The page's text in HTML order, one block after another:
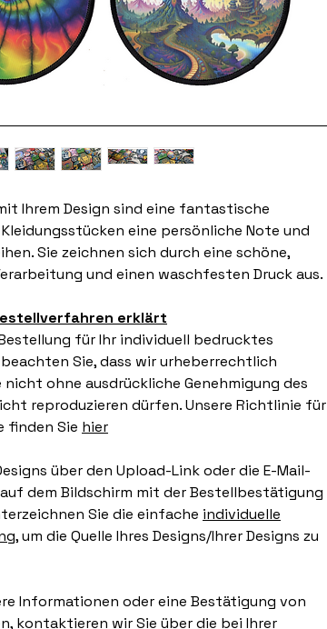
Ihrem Design sind eine fantastische
eine persönliche Note und
Sie zeichnen sich durch eine schöne,
und einen waschfesten Druck aus.
erklärt
für Ihr individuell bedrucktes
Sie, dass wir urheberrechtlich
ohne ausdrückliche Genehmigung des
reproduzieren dürfen. Unsere Richtlinie für
finden Sie hier
über den Upload-Link oder die E-Mail-
dem Bildschirm mit der Bestellbestätigung
Sie die einfache individuelle
, um die Quelle Ihres Designs/Ihrer Designs zu
Informationen oder eine Bestätigung von
kontaktieren wir Sie über die bei Ihrer